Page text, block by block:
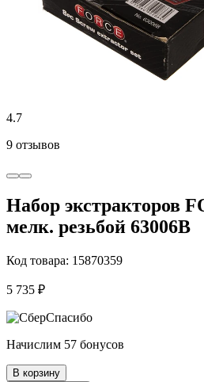
4.7
9 отзывов
Набор экстракторов
мелк. резьбой 63006B
Код товара: 15870359
5 735 ₽
Начислим 57 бонусов
В корзину